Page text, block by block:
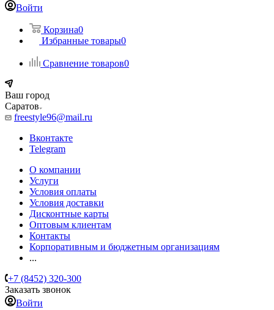
Войти
Корзина0
Избранные товары0
Сравнение товаров0
Ваш город
Саратов
freestyle96@mail.ru
Вконтакте
Telegram
О компании
Услуги
Условия оплаты
Условия доставки
Дисконтные карты
Оптовым клиентам
Контакты
Корпоративным и бюджетным организациям
...
+7 (8452) 320-300
Заказать звонок
Войти